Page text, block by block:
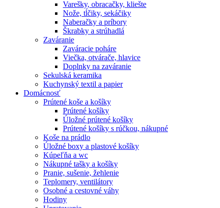
Varešky, obracačky, kliešte
Nože, tĺčiky, sekáčiky
Naberačky a príbory
Škrabky a strúhadlá
Zaváranie
Zaváracie poháre
Viečka, otvárače, hlavice
Doplnky na zaváranie
Sekulská keramika
Kuchynský textil a papier
Domácnosť
Prútené koše a košíky
Prútené košíky
Úložné prútené košíky
Prútené košíky s rúčkou, nákupné
Koše na prádlo
Úložné boxy a plastové košíky
Kúpeľňa a wc
Nákupné tašky a košíky
Pranie, sušenie, žehlenie
Teplomery, ventilátory
Osobné a cestovné váhy
Hodiny